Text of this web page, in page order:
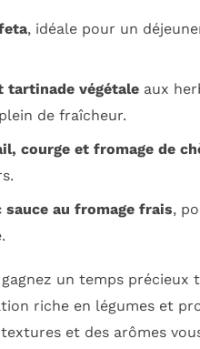
, idéale pour un
tartinade végétaleaux
de fraîcheur.
courge et fromage de
au fromage frais,
un temps précieux
riche en légumes et
et des arômes